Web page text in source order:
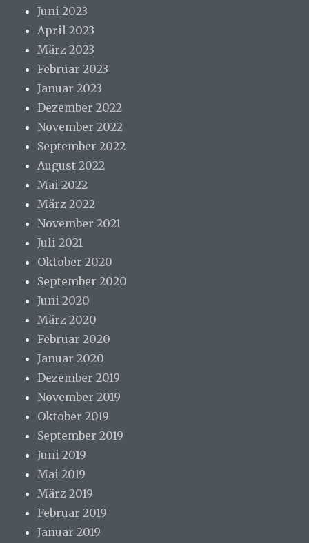
Juni 2023
April 2023
März 2023
Februar 2023
Januar 2023
Dezember 2022
November 2022
September 2022
August 2022
Mai 2022
März 2022
November 2021
Juli 2021
Oktober 2020
September 2020
Juni 2020
März 2020
Februar 2020
Januar 2020
Dezember 2019
November 2019
Oktober 2019
September 2019
Juni 2019
Mai 2019
März 2019
Februar 2019
Januar 2019